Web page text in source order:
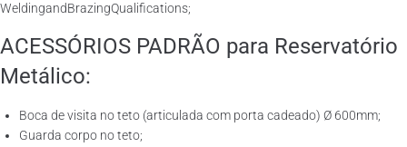
WeldingandBrazingQualifications;
ACESSÓRIOS PADRÃO para Reservatório
Metálico:
Boca de visita no teto (articulada com porta cadeado) Ø 600mm;
Guarda corpo no teto;